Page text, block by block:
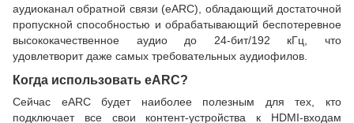
аудиоканал обратной связи (eARC), обладающий достаточной
пропускной способностью и обрабатывающий беспотеревное
высококачественное аудио до 24-бит/192 кГц, что
удовлетворит даже самых требовательных аудиофилов.
Когда использовать eARC?
Сейчас eARC будет наиболее полезным для тех, кто
подключает все свои контент-устройства к HDMI-входам